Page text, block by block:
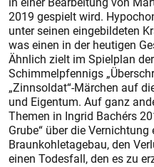
2019 gespielt wird.
unter seinen eingebildeten
was einen in der heutigen
Ähnlich zielt im Spielplan
Schimmelpfennigs
„Zinnsoldat“-Märchen auf
und Eigentum. Auf ganz
Themen in Ingrid Bachérs
Grube“ über die
Braunkohletagebau, den
einen Todesfall, den es zu